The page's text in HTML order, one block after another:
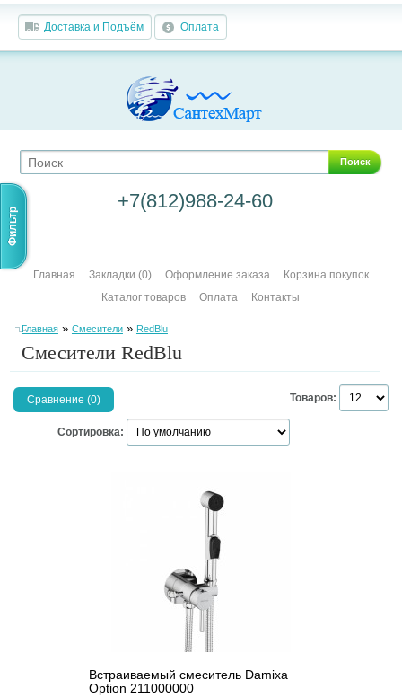
Доставка и Подъём Оплата
Поиск
+7(812)988-24-60
Главная Закладки (0) Оформление заказа
Корзина покупок
Каталог товаров
Оплата Контакты
Главная» Смесители» RedBlu
Смесители RedBlu
Фильтр
Товаров:
Сравнение (0)
Сортировка:
Встраиваемый смеситель Damixa
Option 211000000